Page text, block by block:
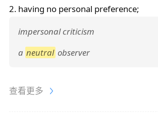
2. having no personal preference;
impersonal criticism
a neutral observer
查看更多